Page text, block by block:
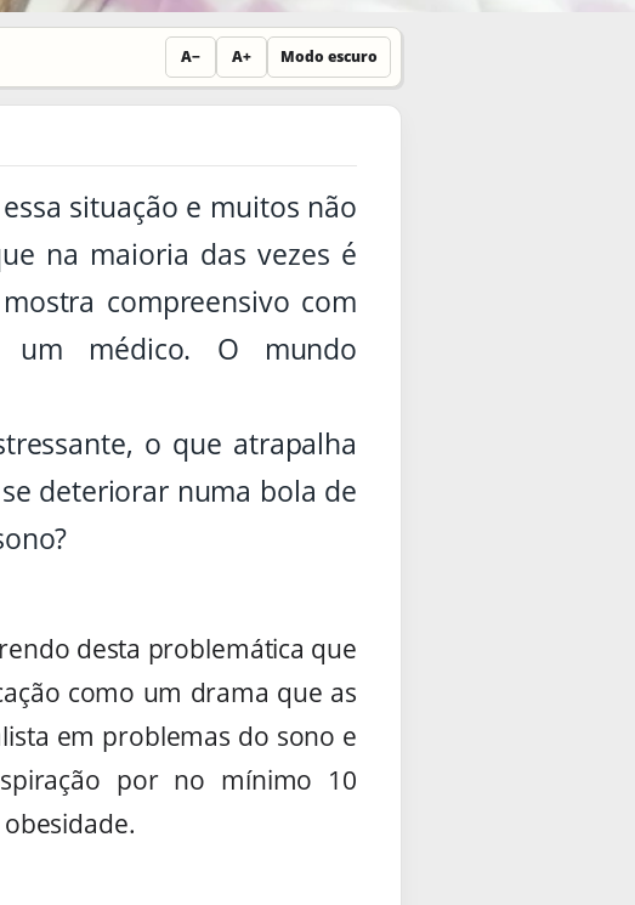
A− A+ Modo escuro
situação e muitos não
na maioria das vezes é
compreensivo com
médico. O mundo
o que atrapalha
deteriorar numa bola de
desta problemática que
como um drama que as
em problemas do sono e
por no mínimo 10